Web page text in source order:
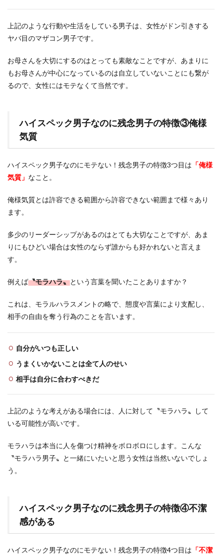
上記のような行動や生活をしている男子は、女性がドン引きする
ヤバ目のマザコン男子です。
お母さんを大切にするのはとっても素敵なことですが、あまりに
もお母さんが中心になっているのは自立していないことにも繋が
るので、女性にはモテなくて当然です。
ハイスペック男子なのに残念男子の特徴③俺様
気質
ハイスペック男子なのにモテない！残念男子の特徴3つ目は 「俺様
気質」 なこと。
俺様気質とは許容できる範囲から許容できない範囲まで様々あり
ます。
多少のリーダーシップがあるのはとても大切なことですが、あま
りにもひどい場合は女性のならず誰からも好かれないと言えま
す。
例えば〝モラハラ〟という言葉を聞いたことありますか？
これは、モラルハラスメントの略で、態度や言葉により支配し、
相手の自由を奪う行為のことを言います。
自分がいつも正しい
うまくいかないことは全て人のせい
相手は自分に合わすべきだ
上記のような考えがある場合には、人に対して〝モラハラ〟して
いる可能性が高いです。
モラハラは本当に人を傷つけ精神をボロボロにします。こんな
〝モラハラ男子〟と一緒にいたいと思う女性は当然いないでしょ
う。
ハイスペック男子なのに残念男子の特徴④不潔
感がある
ハイスペック男子なのにモテない！残念男子の特徴4つ目は 「不潔